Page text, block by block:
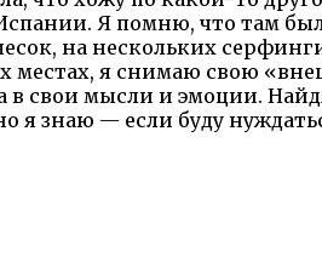
Я помню, что там
на нескольких
местах, я снимаю свою
в свои мысли и эмоции.
я знаю — если буду